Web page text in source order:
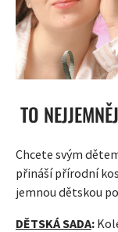
TO
Chcete svým
přináší přírodní
jemnou dětskou
DĚTSKÁ SADA: